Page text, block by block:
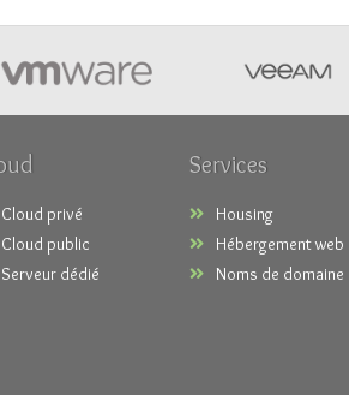
Cloud privé
Cloud public
Serveur dédié
Services
Housing
Hébergement web
Noms de domaine